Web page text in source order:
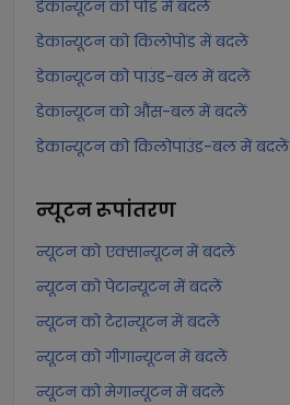
डेकान्यूटन को पोंड में बदलें
डेकान्यूटन को किलोपोंड में बदलें
डेकान्यूटन को पाउंड-बल में बदलें
डेकान्यूटन को औंस-बल में बदलें
डेकान्यूटन को किलोपाउंड-बल में बदलें
न्यूटनरूपांतरण
न्यूटन को एक्सान्यूटन में बदलें
न्यूटन को पेटान्यूटन में बदलें
न्यूटन को टेरान्यूटन में बदलें
न्यूटन को गीगान्यूटन में बदलें
न्यूटन को मेगान्यूटन में बदलें